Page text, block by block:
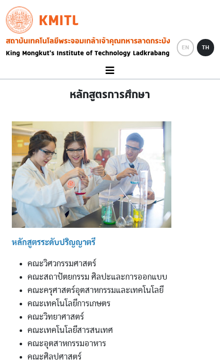
Skip to main content
KMITL
Image
EN TH
หลักสูตรการศึกษา
หลักสูตรระดับปริญญาตรี
คณะวิศวกรรมศาสตร์
คณะสถาปัตยกรรม ศิลปะและการออกแบบ
คณะครุศาสตร์อุตสาหกรรมและเทคโนโลยี
คณะเทคโนโลยีการเกษตร
คณะวิทยาศาสตร์
คณะเทคโนโลยีสารสนเทศ
คณะอุตสาหกรรมอาหาร
คณะศิลปศาสตร์